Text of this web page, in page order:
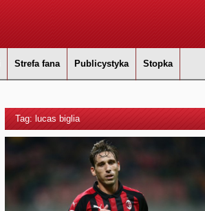
Strefa fana Publicystyka Stopka
Tag: lucas biglia